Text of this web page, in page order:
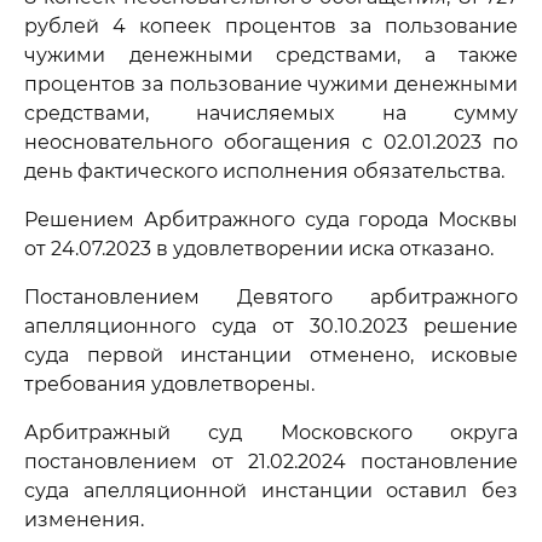
рублей 4 копеек процентов за пользование
чужими денежными средствами, а также
процентов за пользование чужими денежными
средствами, начисляемых на сумму
неосновательного обогащения с 02.01.2023 по
день фактического исполнения обязательства.
Решением Арбитражного суда города Москвы
от 24.07.2023 в удовлетворении иска отказано.
Постановлением Девятого арбитражного
апелляционного суда от 30.10.2023 решение
суда первой инстанции отменено, исковые
требования удовлетворены.
Арбитражный суд Московского округа
постановлением от 21.02.2024 постановление
суда апелляционной инстанции оставил без
изменения.